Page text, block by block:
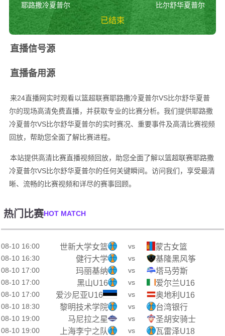
耶路撒冷夏普尔
已结束
比尔舒华夏普尔
直播信号源
直播备用源
来24直播网实时观看以篮超联赛耶路撒冷夏普尔VS比尔舒华夏普
尔的现场高清免费直播，并获取专业的比赛分析。我们提供耶路撒
冷夏普尔VS比尔舒华夏普尔的实时赛况、重要事件及高清比赛视频
回放，帮助您全面了解比赛进程。
本站提供高清比赛直播视频回放，助您全面了解以篮超联赛耶路撒
冷夏普尔VS比尔舒华夏普尔的任何关键瞬间。访问我们，享受最清
晰、流畅的比赛视频和详尽的赛事回顾。
热门比赛HOT MATCH
08-10 16:00 世新大学女篮 vs 蒙古女篮
08-10 16:30 健行大学 vs 基隆黑风筝
08-10 17:00 玛丽基纳 vs 塔马劳斯
08-10 17:00 黑山U16 vs 爱尔兰U16
08-10 17:00 爱沙尼亚U16 vs 奥地利U16
08-10 18:30 黎明技术学院 vs 台湾银行
08-10 19:00 马尼拉之星 vs 圣胡安骑士
08-10 19:00 上海李宁之队 vs 瓦雷泽U18